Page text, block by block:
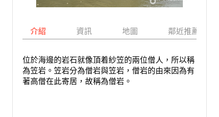
介紹 資訊 地圖 鄰近推薦景點
位於海邊的岩石就像頂着紗笠的兩位僧人，所以稱
為笠岩。笠岩分為僧岩與笠岩，僧岩的由來因為有
著高僧在此寄居，故稱為僧岩。